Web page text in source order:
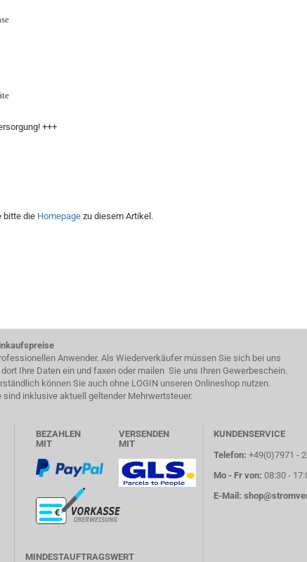
+++
bitte die Homepage zu diesem Artikel.
Anwender. Als Wiederverkäufer müssen Sie sich bei uns
Ihre Daten ein und faxen oder mailen Sie uns Ihren Gewerbeschein.
können Sie auch ohne LOGIN unseren Onlineshop nutzen.
inklusive aktuell geltender Mehrwertsteuer.
BEZAHLEN
MIT
VERSENDEN
MIT
MINDESTAUFTRAGSWERT
KUNDENSERVICE
Telefon: +49(0)7971 -
Mo - Fr von: 08:30 -
E-Mail: